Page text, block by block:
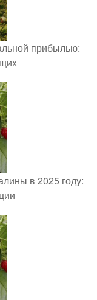
прибылью:
в 2025 году: